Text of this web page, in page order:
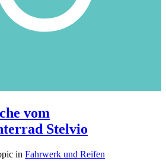
vom
Stelvio
in Fahrwerk und Reifen